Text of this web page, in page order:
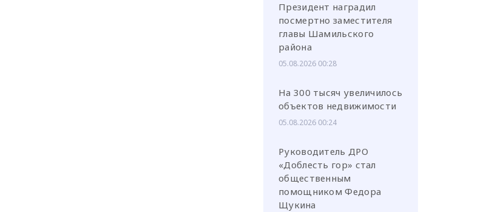
Президент наградил
посмертно заместителя
главы Шамильского
района
05.08.2026 00:28
На 300 тысяч увеличилось
объектов недвижимости
05.08.2026 00:24
Руководитель ДРО
«Доблесть гор» стал
общественным
помощником Федора
Щукина